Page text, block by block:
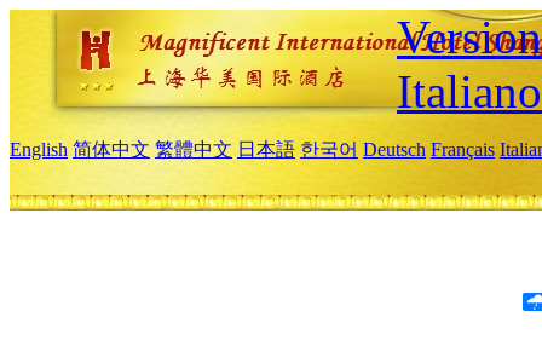
Italiano
English 简体中文 繁體中文 日本語 한국어 Deutsch Français